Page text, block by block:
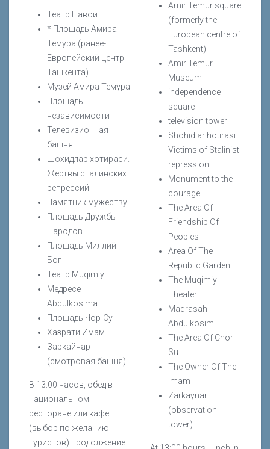
Театр Навои
* Площадь Амира
Темура (ранее-
Европейский центр
Ташкента)
Музей Амира Темура
Площадь
независимости
Телевизионная
башня
Шохидлар хотираси.
Жертвы сталинских
репрессий
Памятник мужеству
Площадь Дружбы
Народов
Площадь Миллий
Бог
Театр Muqimiy
Медресе
Abdulkosima
Площадь Чор-Су
Хазрати Имам
Заркайнар
(смотровая башня)
В 13:00 часов, обед в
национальном
ресторане или кафе
(выбор по желанию
туристов) продолжение
Amir Temur square
(formerly the
European centre of
Tashkent)
Amir Temur
Museum
independence
square
television tower
Shohidlar hotirasi.
Victims of Stalinist
repression
Monument to the
courage
The Area Of
Friendship Of
Peoples
Area Of The
Republic Garden
The Muqimiy
Theater
Madrasah
Abdulkosim
The Area Of Chor-
Su.
The Owner Of The
Imam
Zarkaynar
(observation
tower)